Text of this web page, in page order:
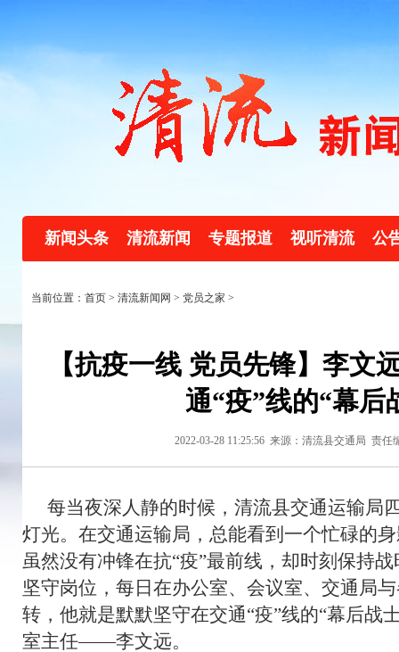
新闻头条 清流新闻 专题报道 视听清流 公
当前位置：首页 > 清流新闻网 > 党员之家 >
【抗疫一线 党员先锋】李文
通“疫”线的“幕后
2022-03-28 11:25:56 来源：清流县交通局 责任
每当夜深人静的时候，清流县交通运输局
灯光。在交通运输局，总能看到一个忙碌的
虽然没有冲锋在抗“疫”最前线，却时刻保持
坚守岗位，每日在办公室、会议室、交通局
转，他就是默默坚守在交通“疫”线的“幕后战
室主任——李文远。